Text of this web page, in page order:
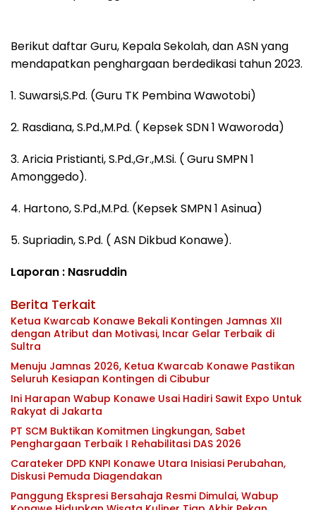
Berikut daftar Guru, Kepala Sekolah, dan ASN yang
mendapatkan penghargaan berdedikasi tahun 2023.
1. Suwarsi,S.Pd. (Guru TK Pembina Wawotobi)
2. Rasdiana, S.Pd.,M.Pd. ( Kepsek SDN 1 Waworoda)
3. Aricia Pristianti, S.Pd.,Gr.,M.Si. ( Guru SMPN 1
Amonggedo).
4. Hartono, S.Pd.,M.Pd. (Kepsek SMPN 1 Asinua)
5. Supriadin, S.Pd. ( ASN Dikbud Konawe).
Laporan : Nasruddin
Berita Terkait
Ketua Kwarcab Konawe Bekali Kontingen Jamnas XII
dengan Atribut dan Motivasi, Incar Gelar Terbaik di
Sultra
Menuju Jamnas 2026, Ketua Kwarcab Konawe Pastikan
Seluruh Kesiapan Kontingen di Cibubur
Ini Harapan Wabup Konawe Usai Hadiri Sawit Expo Untuk
Rakyat di Jakarta
PT SCM Buktikan Komitmen Lingkungan, Sabet
Penghargaan Terbaik I Rehabilitasi DAS 2026
Carateker DPD KNPI Konawe Utara Inisiasi Perubahan,
Diskusi Pemuda Diagendakan
Panggung Ekspresi Bersahaja Resmi Dimulai, Wabup